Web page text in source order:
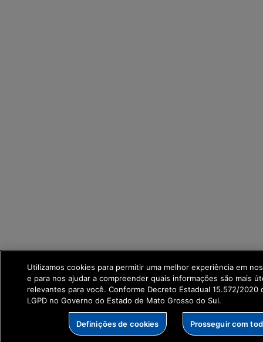
Utilizamos cookies para permitir uma melhor experiência em
e para nos ajudar a compreender quais informações são mais
relevantes para você. Conforme Decreto Estadual 15.572/2020
LGPD no Governo do Estado de Mato Grosso do Sul.
Definições de cookies Prosseguir com